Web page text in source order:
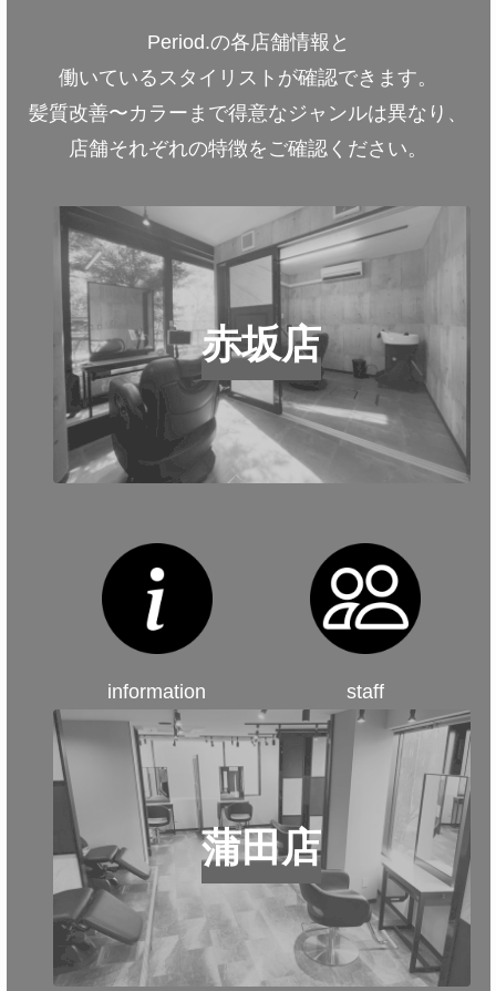
Period.の各店舗情報と
働いているスタイリストが確認できます。
髪質改善〜カラーまで得意なジャンルは異なり、
店舗それぞれの特徴をご確認ください。
赤坂店
information staff
蒲田店